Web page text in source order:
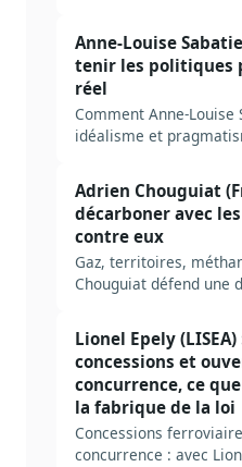
des règles, des
pratiques.
Anne-Louise
tenir les politiques
réel
Comment Anne-
idéalisme et
les certificats
Adrien Chouguiat
décarboner avec
contre eux
Gaz, territoires,
Chouguiat défend une
Lionel Epely
concessions et
concurrence, ce
la fabrique de la loi
Concessions
concurrence : avec